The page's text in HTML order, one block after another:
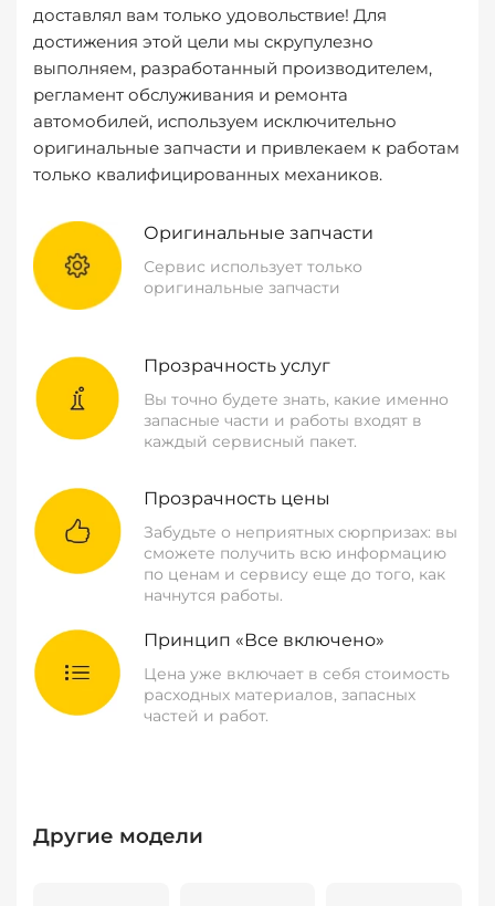
доставлял вам только удовольствие! Для
достижения этой цели мы скрупулезно
выполняем, разработанный производителем,
регламент обслуживания и ремонта
автомобилей, используем исключительно
оригинальные запчасти и привлекаем к работам
только квалифицированных механиков.
Оригинальные запчасти
Сервис использует только
оригинальные запчасти
Прозрачность услуг
Вы точно будете знать, какие именно
запасные части и работы входят в
каждый сервисный пакет.
Прозрачность цены
Забудьте о неприятных сюрпризах: вы
сможете получить всю информацию
по ценам и сервису еще до того, как
начнутся работы.
Принцип «Все включено»
Цена уже включает в себя стоимость
расходных материалов, запасных
частей и работ.
Другие модели